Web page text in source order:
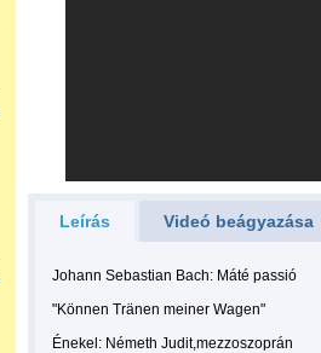
Leírás Videó beágyazása
Johann Sebastian Bach: Máté passió
"Können Tränen meiner Wagen"
Énekel: Németh Judit,mezzoszoprán